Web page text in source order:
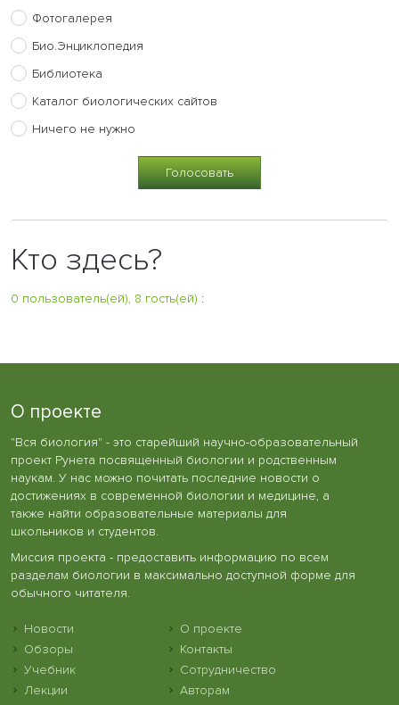
Фотогалерея
Био.Энциклопедия
Библиотека
Каталог биологических сайтов
Ничего не нужно
Кто здесь?
0 пользователь(ей), 8 гость(ей) :
О проекте
"Вся биология" - это старейший научно-образовательный
проект Рунета посвященный биологии и родственным
наукам. У нас можно почитать последние новости о
достижениях в современной биологии и медицине, а
также найти образовательные материалы для
школьников и студентов.
Миссия проекта - предоставить информацию по всем
разделам биологии в максимально доступной форме для
обычного читателя.
Новости
Обзоры
Учебник
Лекции
О проекте
Контакты
Сотрудничество
Авторам